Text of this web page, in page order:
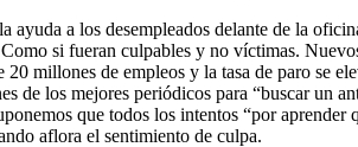
a los desempleados delante de la
si fueran culpables y no víctimas.
millones de empleos y la tasa de paro se
de los mejores periódicos para “buscar un
que todos los intentos “por
aflora el sentimiento de culpa.